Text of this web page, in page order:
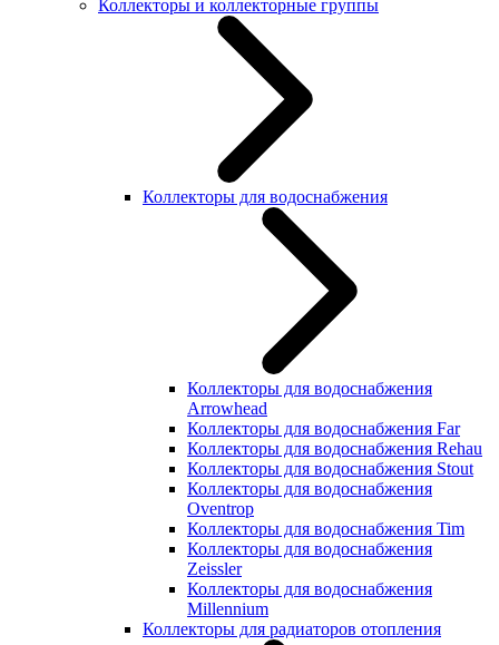
Коллекторы и коллекторные группы
Коллекторы для водоснабжения
Коллекторы для водоснабжения
Arrowhead
Коллекторы для водоснабжения Far
Коллекторы для водоснабжения Rehau
Коллекторы для водоснабжения Stout
Коллекторы для водоснабжения
Oventrop
Коллекторы для водоснабжения Tim
Коллекторы для водоснабжения
Zeissler
Коллекторы для водоснабжения
Millennium
Коллекторы для радиаторов отопления